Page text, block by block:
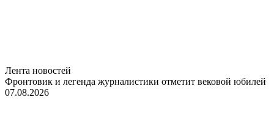
Лента новостей
Фронтовик и легенда журналистики отметит вековой юбилей
07.08.2026